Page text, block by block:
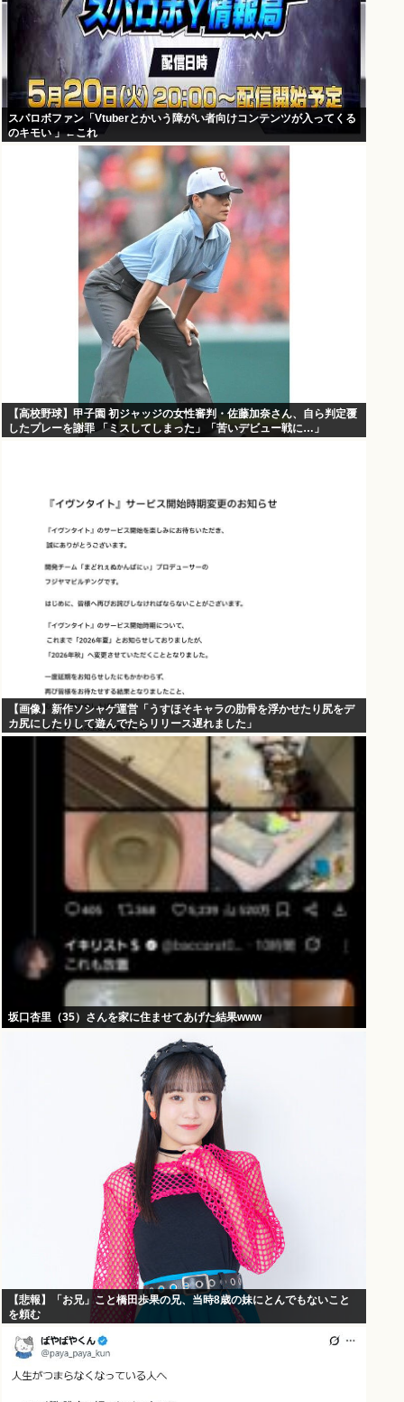
スパロボファン「Vtuberとかいう障がい者向けコンテンツが入ってくる
のキモい 」←これ
【高校野球】甲子園 初ジャッジの女性審判・佐藤加奈さん、自ら判定覆
したプレーを謝罪 「ミスしてしまった」「苦いデビュー戦に…」
【画像】新作ソシャゲ運営「うすほそキャラの肋骨を浮かせたり尻をデ
カ尻にしたりして遊んでたらリリース遅れました」
坂口杏里（35）さんを家に住ませてあげた結果www
【悲報】「お兄」こと橋田歩果の兄、当時8歳の妹にとんでもないこと
を頼む